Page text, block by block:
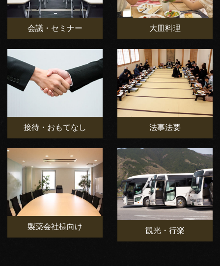
会議・セミナー 大皿料理
接待・おもてなし 法事法要
製薬会社様向け 観光・行楽